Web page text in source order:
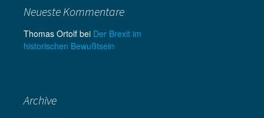
Neueste Kommentare
Thomas Ortolf bei Der Brexit im
historischen Bewußtsein
Archive